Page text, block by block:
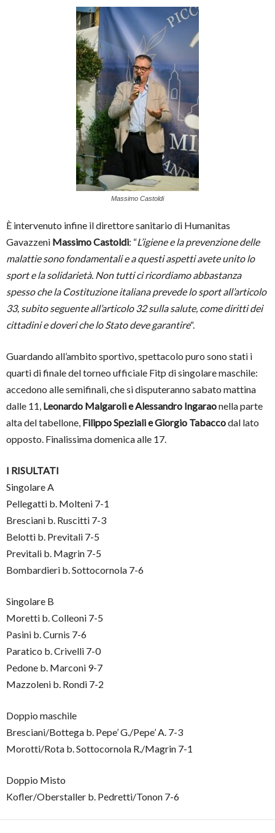
Massimo Castoldi
È intervenuto infine il direttore sanitario di Humanitas
Gavazzeni Massimo Castoldi: “L’igiene e la prevenzione delle
malattie sono fondamentali e a questi aspetti avete unito lo
sport e la solidarietà. Non tutti ci ricordiamo abbastanza
spesso che la Costituzione italiana prevede lo sport all’articolo
33, subito seguente all’articolo 32 sulla salute, come diritti dei
cittadini e doveri che lo Stato deve garantire“.
Guardando all’ambito sportivo, spettacolo puro sono stati i
quarti di finale del torneo ufficiale Fitp di singolare maschile:
accedono alle semifinali, che si disputeranno sabato mattina
dalle 11, Leonardo Malgaroli e Alessandro Ingaraonella parte
alta del tabellone, Filippo Speziali e Giorgio Tabaccodal lato
opposto. Finalissima domenica alle 17.
I RISULTATI
Singolare A
Pellegatti b. Molteni 7-1
Bresciani b. Ruscitti 7-3
Belotti b. Previtali 7-5
Previtali b. Magrin 7-5
Bombardieri b. Sottocornola 7-6
Singolare B
Moretti b. Colleoni 7-5
Pasini b. Curnis 7-6
Paratico b. Crivelli 7-0
Pedone b. Marconi 9-7
Mazzoleni b. Rondi 7-2
Doppio maschile
Bresciani/Bottega b. Pepe’ G./Pepe’ A. 7-3
Morotti/Rota b. Sottocornola R./Magrin 7-1
Doppio Misto
Kofler/Oberstaller b. Pedretti/Tonon 7-6